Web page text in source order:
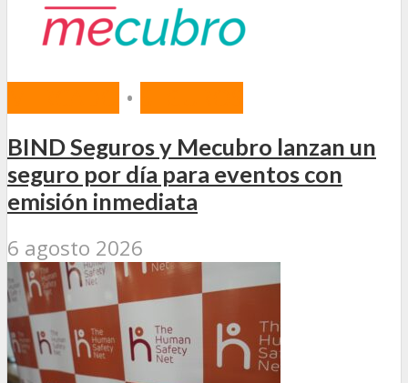
•
BIND Seguros y Mecubro lanzan un
seguro por día para eventos con
emisión inmediata
6 agosto 2026